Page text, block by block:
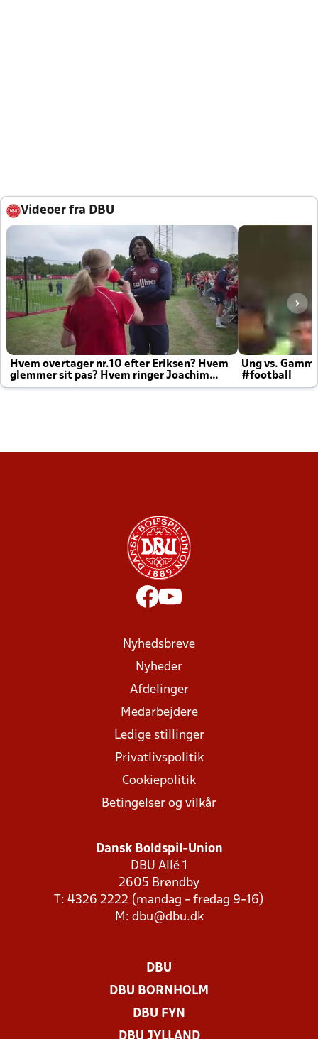
Videoer fra DBU
Hvem overtager nr.10 efter Eriksen? Hvem
glemmer sit pas? Hvem ringer Joachim
altid til efter kampe?
Ung vs.
#football
Nyhedsbreve
Nyheder
Afdelinger
Medarbejdere
Ledige stillinger
Privatlivspolitik
Cookiepolitik
Betingelser og vilkår
Dansk Boldspil-Union
DBU Allé 1
2605 Brøndby
T: 4326 2222 (mandag - fredag 9-16)
M: dbu@dbu.dk
DBU
DBU BORNHOLM
DBU FYN